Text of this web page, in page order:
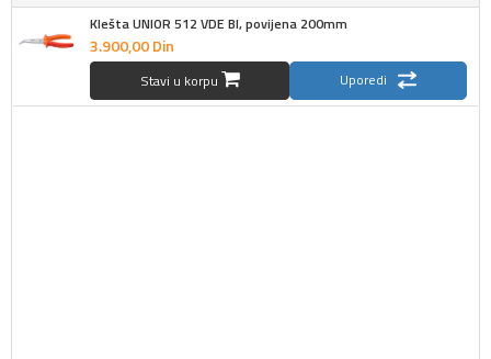
Klešta UNIOR 512 VDE BI, povijena 200mm
3.900,00Din
Stavi u korpu Uporedi